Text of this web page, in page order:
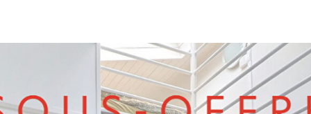
1
LOCALISATION BUDGET